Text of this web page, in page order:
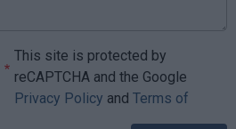
This site is protected by
reCAPTCHA and the Google
Privacy Policy and Terms of